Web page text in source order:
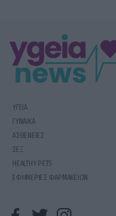
ΥΓΕΙΑ
ΓΥΝΑΙΚΑ
ΑΣΘΕΝΕΙΕΣ
ΣΕΞ
HEALTHY PETS
ΕΦΗΜΕΡΙΕΣ ΦΑΡΜΑΚΕΙΩΝ